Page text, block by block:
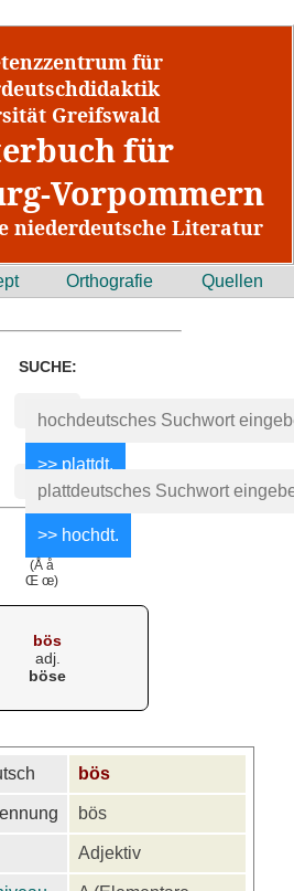
für
Greifswald
für
Vorpommern
niederdeutsche Literatur
Orthografie Quellen
SUCHE:
(Å å
Œ œ)
bös
adj.
böse
bös
bös
Adjektiv